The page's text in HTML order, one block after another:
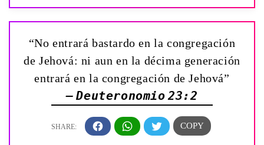
“No entrará bastardo en la congregación
de Jehová: ni aun en la décima generación
entrará en la congregación de Jehová”
— Deuteronomio 23:2